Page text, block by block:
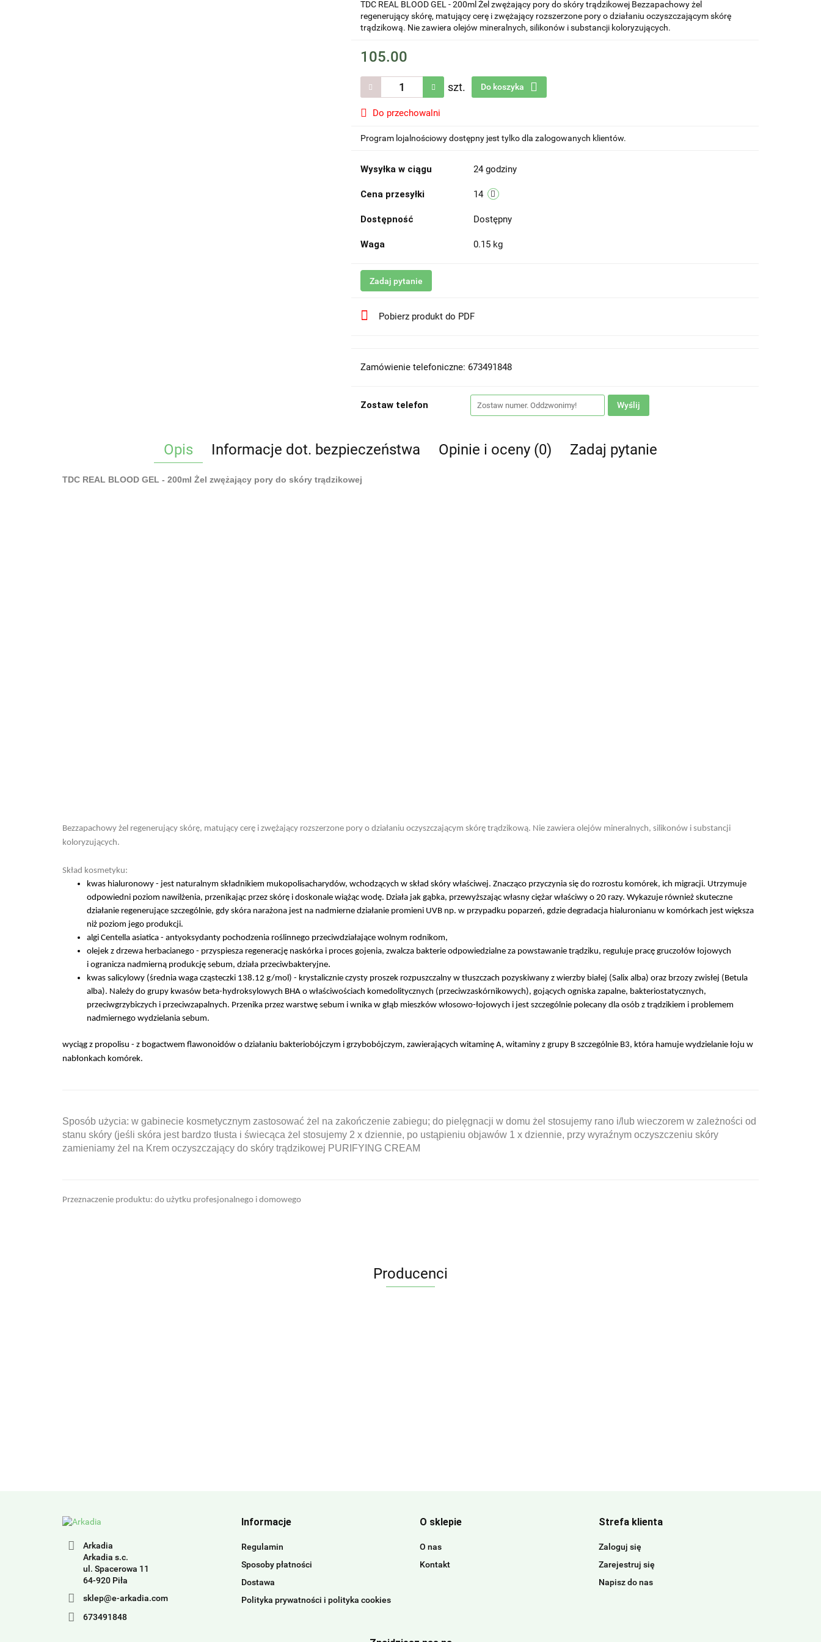
TDC REAL BLOOD GEL - 200ml Żel zwężający pory do skóry trądzikowej Bezzapachowy żel
regenerujący skórę, matujący cerę i zwężający rozszerzone pory o działaniu oczyszczającym skórę
trądzikową. Nie zawiera olejów mineralnych, silikonów i substancji koloryzujących.
105.00
szt. Do koszyka
Do przechowalni
Program lojalnościowy dostępny jest tylko dla zalogowanych klientów.
Wysyłka w ciągu 24 godziny
Cena przesyłki 14
Dostępność Dostępny
Waga 0.15 kg
Zadaj pytanie
Pobierz produkt do PDF
Zamówienie telefoniczne: 673491848
Zostaw telefon Wyślij
Opis Informacje dot. bezpieczeństwa Opinie i oceny (0) Zadaj pytanie
TDC REAL BLOOD GEL - 200ml Żel zwężający pory do skóry trądzikowej
Bezzapachowy żel regenerujący skórę, matujący cerę i zwężający rozszerzone pory o działaniu oczyszczającym skórę trądzikową. Nie zawiera olejów mineralnych, silikonów i substancji
koloryzujących.
Skład kosmetyku:
kwas hialuronowy - jest naturalnym składnikiem mukopolisacharydów, wchodzących w skład skóry właściwej. Znacząco przyczynia się do rozrostu komórek, ich migracji. Utrzymuje
odpowiedni poziom nawilżenia, przenikając przez skórę i doskonale wiążąc wodę. Działa jak gąbka, przewyższając własny ciężar właściwy o 20 razy. Wykazuje również skuteczne
działanie regenerujące szczególnie, gdy skóra narażona jest na nadmierne działanie promieni UVB np. w przypadku poparzeń, gdzie degradacja hialuronianu w komórkach jest większa
niż poziom jego produkcji.
algi Centella asiatica - antyoksydanty pochodzenia roślinnego przeciwdziałające wolnym rodnikom,
olejek z drzewa herbacianego - przyspiesza regenerację naskórka i proces gojenia, zwalcza bakterie odpowiedzialne za powstawanie trądziku, reguluje pracę gruczołów łojowych
i ogranicza nadmierną produkcję sebum, działa przeciwbakteryjne.
kwas salicylowy (średnia waga cząsteczki 138.12 g/mol) - krystalicznie czysty proszek rozpuszczalny w tłuszczach pozyskiwany z wierzby białej (Salix alba) oraz brzozy zwisłej (Betula
alba). Należy do grupy kwasów beta-hydroksylowych BHA o właściwościach komedolitycznych (przeciwzaskórnikowych), gojących ogniska zapalne, bakteriostatycznych,
przeciwgrzybiczych i przeciwzapalnych. Przenika przez warstwę sebum i wnika w głąb mieszków włosowo-łojowych i jest szczególnie polecany dla osób z trądzikiem i problemem
nadmiernego wydzielania sebum.
wyciąg z propolisu - z bogactwem flawonoidów o działaniu bakteriobójczym i grzybobójczym, zawierających witaminę A, witaminy z grupy B szczególnie B3, która hamuje wydzielanie łoju w
nabłonkach komórek.
Sposób użycia: w gabinecie kosmetycznym zastosować żel na zakończenie zabiegu; do pielęgnacji w domu żel stosujemy rano i/lub wieczorem w zależności od
stanu skóry (jeśli skóra jest bardzo tłusta i świecąca żel stosujemy 2 x dziennie, po ustąpieniu objawów 1 x dziennie, przy wyraźnym oczyszczeniu skóry
zamieniamy żel na Krem oczyszczający do skóry trądzikowej PURIFYING CREAM
Przeznaczenie produktu: do użytku profesjonalnego i domowego
Producenci
Arkadia
Arkadia s.c.
ul. Spacerowa 11
64-920 Piła
sklep@e-arkadia.com
673491848
Informacje
Regulamin
Sposoby płatności
Dostawa
Polityka prywatności i polityka cookies
O sklepie
O nas
Kontakt
Strefa klienta
Zaloguj się
Zarejestruj się
Napisz do nas